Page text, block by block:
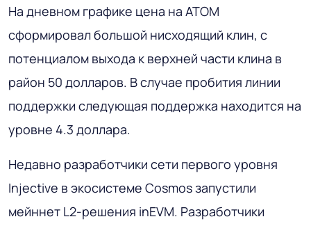
На дневном графике цена на ATOM
сформировал большой нисходящий клин, с
потенциалом выхода к верхней части клина в
район 50 долларов. В случае пробития линии
поддержки следующая поддержка находится на
уровне 4.3 доллара.
Недавно разработчики сети первого уровня
Injective в экосистеме Cosmos запустили
мейннет L2-решения inEVM. Разработчики